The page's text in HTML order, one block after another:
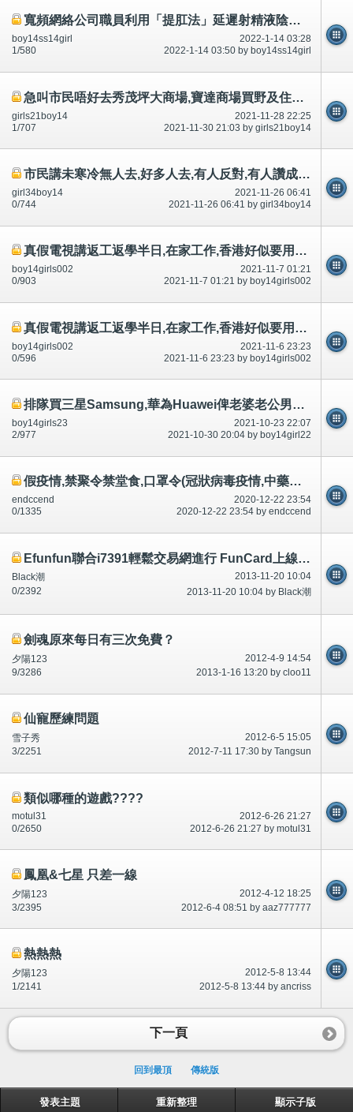
寬頻網絡公司職員利用「提肛法」延遲射精液陰莖勃起1秒,吃壯陽藥吃女用催情藥,市民不可以吃～相片公開
2022-1-14 03:28
boy14ss14girl
2022-1-14 03:50 by boy14ss14girl
1/580
急叫市民唔好去秀茂坪大商場,寶達商場買野及住秀茂坪南村,安泰村寶達村申請調遷,好多討論區有講-公開
2021-11-28 22:25
girls21boy14
2021-11-30 21:03 by girls21boy14
1/707
市民講未寒冷無人去,好多人去,有人反對,有人讚成!立法,正經男女可以沙灘裸曬裸泳-公開
2021-11-26 06:41
girl34boy14
2021-11-26 06:41 by girl34boy14
0/744
真假電視講返工返學半日,在家工作,香港好似要用英文廣東話国语,老師校長唔識唔教,好似其中一個原因-公開
2021-11-7 01:21
boy14girls002
2021-11-7 01:21 by boy14girls002
0/903
真假電視講返工返學半日,在家工作,香港好似要用英文廣東話国语,老師校長唔識唔教,好似其中一個原因-公開
2021-11-6 23:23
boy14girls002
2021-11-6 23:23 by boy14girls002
0/596
排隊買三星Samsung,華為Huawei俾老婆老公男朋友,政府講$2100手機媲美好過Samsung華為-腦殘有圖-公開
2021-10-23 22:07
boy14girls23
2021-10-30 20:04 by boy14girl22
2/977
假疫情,禁聚令禁堂食,口罩令(冠狀病毒疫情,中藥人參當歸延年益壽百毒不侵,呃錢?假疫情,其他事？）
2020-12-22 23:54
endccend
2020-12-22 23:54 by endccend
0/1335
Efunfun聯合i7391輕鬆交易網進行 FunCard上線好禮送不停活動
2013-11-20 10:04
Black潮
2013-11-20 10:04 by Black潮
0/2392
劍魂原來每日有三次免費？
2012-4-9 14:54
夕陽123
2013-1-16 13:20 by cloo11
9/3286
仙寵歷練問題
2012-6-5 15:05
雪子秀
2012-7-11 17:30 by Tangsun
3/2251
類似哪種的遊戲????
2012-6-26 21:27
motul31
2012-6-26 21:27 by motul31
0/2650
鳳凰&七星 只差一線
2012-4-12 18:25
夕陽123
2012-6-4 08:51 by aaz777777
3/2395
熱熱熱
2012-5-8 13:44
夕陽123
2012-5-8 13:44 by ancriss
1/2141
下一頁
回到最頂 傳統版
發表主題 重新整理 顯示子版